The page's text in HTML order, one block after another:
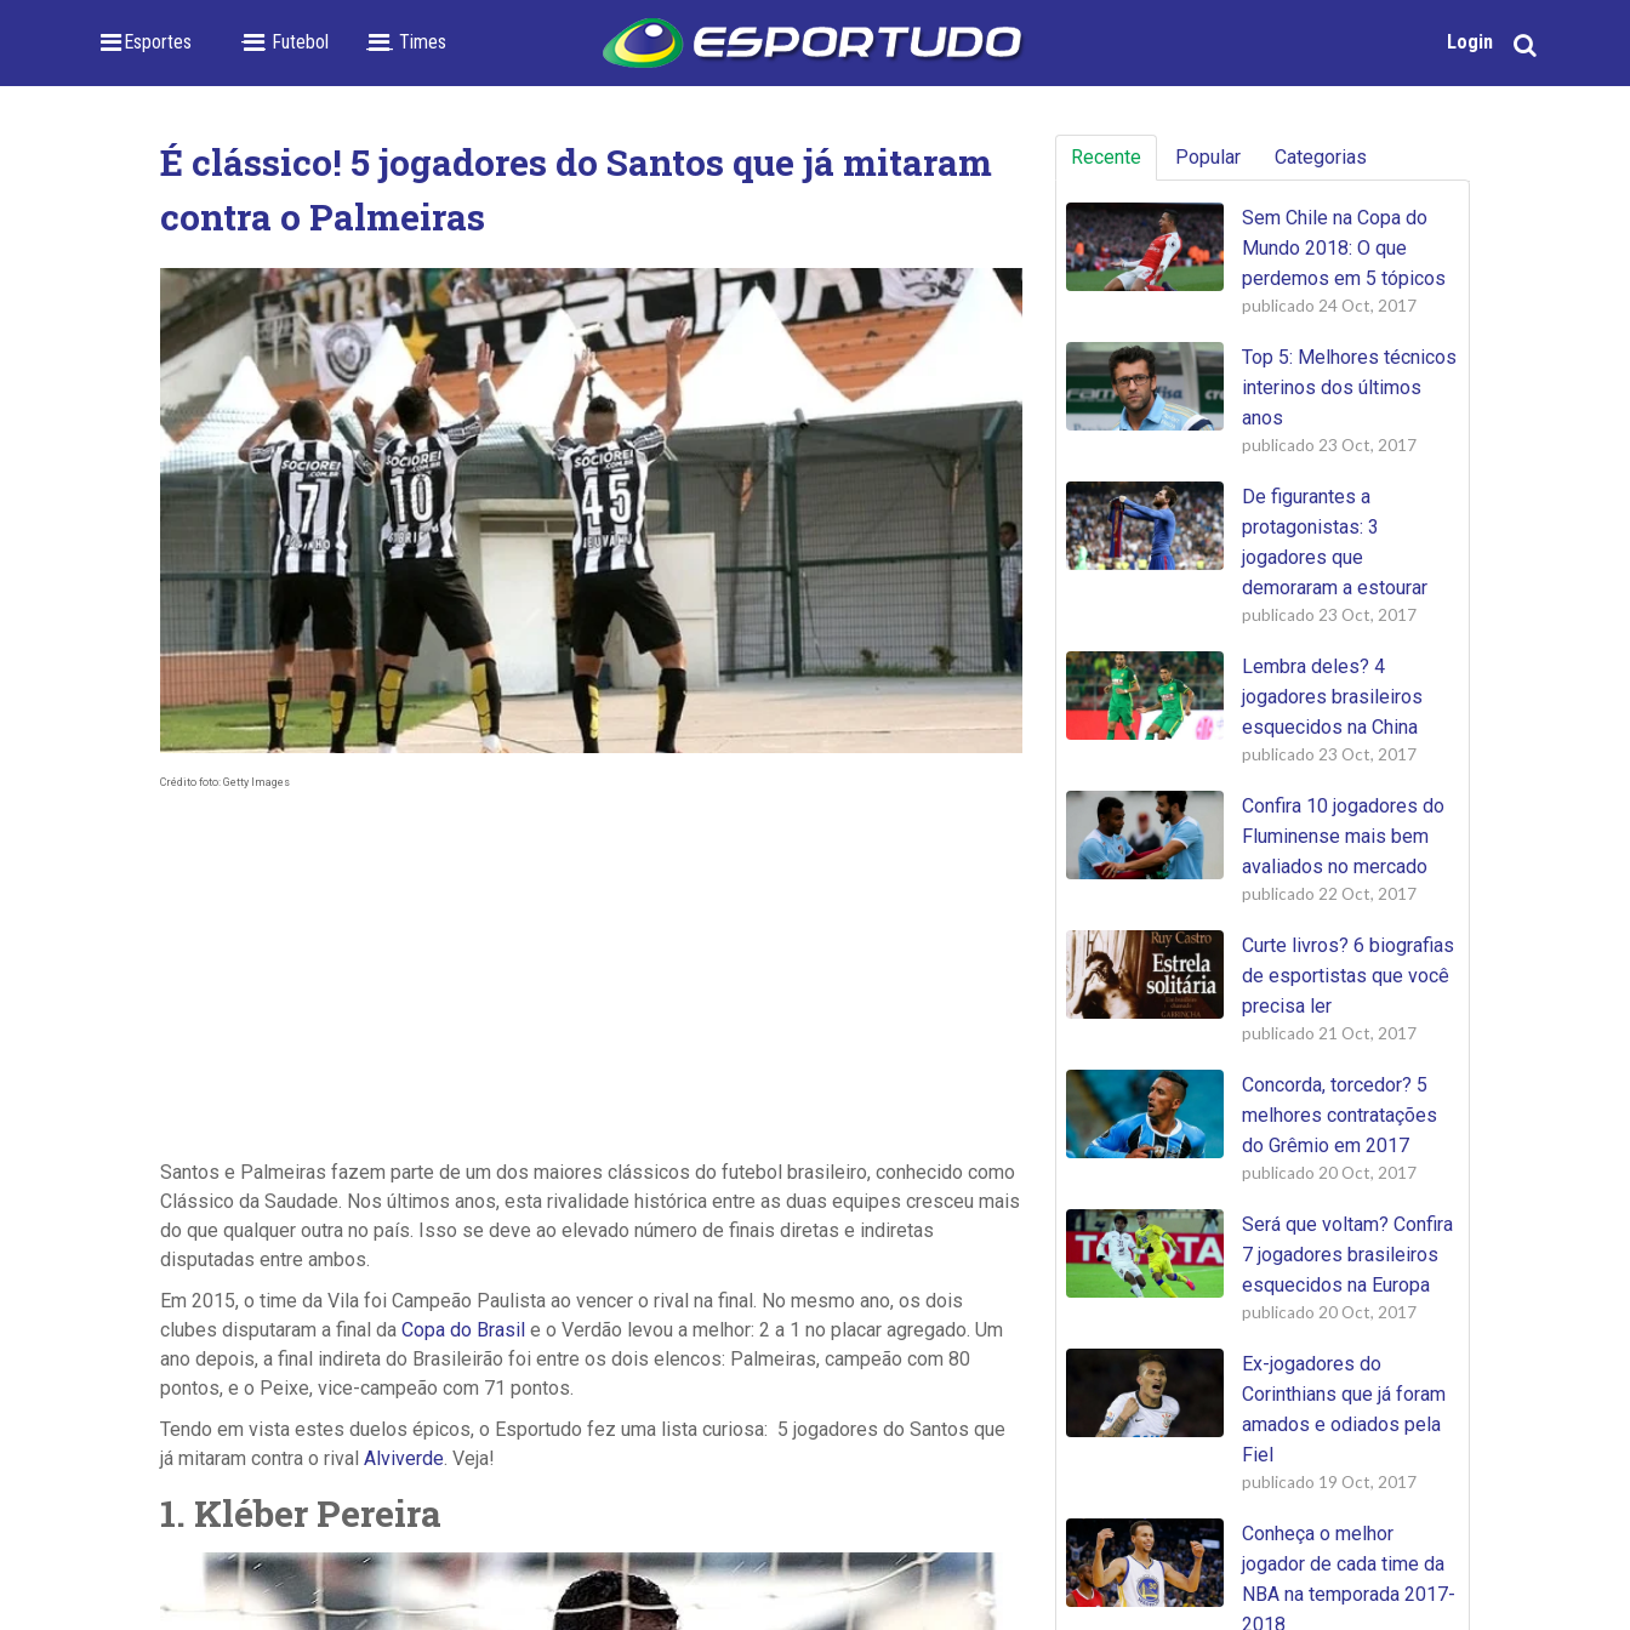
_ Esportes -- _ Futebol ___ Times Login
É clássico! 5 jogadores do Santos que já mitaram
contra o Palmeiras
Crédito foto: Getty Images
Santos e Palmeiras fazem parte de um dos maiores clássicos do futebol brasileiro, conhecido como
Clássico da Saudade. Nos últimos anos, esta rivalidade histórica entre as duas equipes cresceu mais
do que qualquer outra no país. Isso se deve ao elevado número de finais diretas e indiretas
disputadas entre ambos.
Em 2015, o time da Vila foi Campeão Paulista ao vencer o rival na final. No mesmo ano, os dois
clubes disputaram a final da Copa do Brasil e o Verdão levou a melhor: 2 a 1 no placar agregado. Um
ano depois, a final indireta do Brasileirão foi entre os dois elencos: Palmeiras, campeão com 80
pontos, e o Peixe, vice-campeão com 71 pontos.
Tendo em vista estes duelos épicos, o Esportudo fez uma lista curiosa: 5 jogadores do Santos que
já mitaram contra o rival Alviverde . Veja!
1. Kléber Pereira
Recente Popular Categorias
Sem Chile na Copa do
Mundo 2018: O que
perdemos em 5 tópicos
publicado 24 Oct, 2017
Top 5: Melhores técnicos
interinos dos últimos
anos
publicado 23 Oct, 2017
De figurantes a
protagonistas: 3
jogadores que
demoraram a estourar
publicado 23 Oct, 2017
Lembra deles? 4
jogadores brasileiros
esquecidos na China
publicado 23 Oct, 2017
Confira 10 jogadores do
Fluminense mais bem
avaliados no mercado
publicado 22 Oct, 2017
Curte livros? 6 biografias
de esportistas que você
precisa ler
publicado 21 Oct, 2017
Concorda, torcedor? 5
melhores contratações
do Grêmio em 2017
publicado 20 Oct, 2017
Será que voltam? Confira
7 jogadores brasileiros
esquecidos na Europa
publicado 20 Oct, 2017
Ex-jogadores do
Corinthians que já foram
amados e odiados pela
Fiel
publicado 19 Oct, 2017
Conheça o melhor
jogador de cada time da
NBA na temporada 2017-
2018